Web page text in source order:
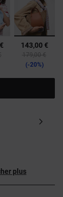
from
to
143,00 €
Price reduced
179,00 €to
-20%
plus